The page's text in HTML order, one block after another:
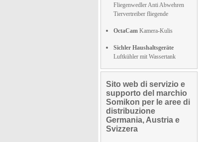
Fliegenwedler Anti Abwehren
Tiervertreiber fliegende
OctaCam Kamera-Kulis
Sichler Haushaltsgeräte
Luftkühler mit Wassertank
Sito web di servizio e
supporto del marchio
Somikon per le aree di
distribuzione
Germania, Austria e
Svizzera